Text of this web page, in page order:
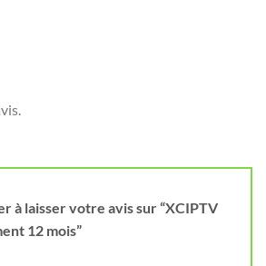
à laisser votre avis sur “XCIPTV
12 mois”